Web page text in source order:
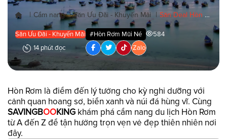
Hè!
| Cẩm nang | Săn Ưu Đãi - Khuyến Mãi | Săn Deal Hòn Rơm Mũi Né: Giảm 60% Cho Chuyến Đi Mùa Hè!
Săn Ưu Đãi - Khuyến Mãi #Hòn Rơm Mũi Né
584
14 phút đọc
Zalo
Hòn Rơm là điểm đến lý tưởng cho kỳ nghỉ dưỡng với
cảnh quan hoang sơ, biển xanh và núi đá hùng vĩ. Cùng
SAVINGBOOKING khám phá cẩm nang du lịch Hòn Rơm
từ A đến Z để tận hưởng trọn vẹn vẻ đẹp thiên nhiên nơi
đây.